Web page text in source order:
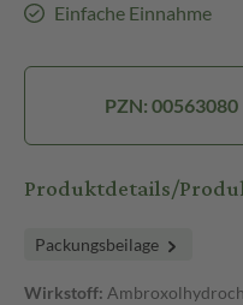
Einfache Einnahme
PZN: 00563080
Produktdetails/
Packungsbeilage
Wirkstoff: